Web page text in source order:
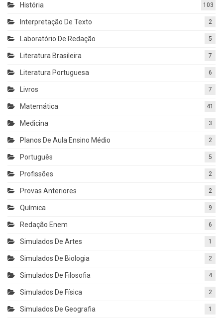
História 103
Interpretação De Texto 2
Laboratório De Redação 5
Literatura Brasileira 7
Literatura Portuguesa 6
Livros 7
Matemática 41
Medicina 3
Planos De Aula Ensino Médio 2
Português 5
Profissões 2
Provas Anteriores 2
Química 9
Redação Enem 6
Simulados De Artes 1
Simulados De Biologia 2
Simulados De Filosofia 4
Simulados De Física 2
Simulados De Geografia 1